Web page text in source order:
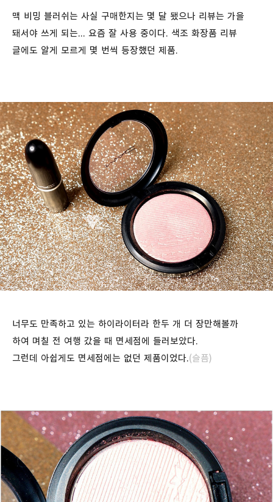
맥 비밍 블러쉬는 사실 구매한지는 몇 달 됐으나 리뷰는 가을
돼서야 쓰게 되는... 요즘 잘 사용 중이다. 색조 화장품 리뷰
글에도 알게 모르게 몇 번씩 등장했던 제품.
너무도 만족하고 있는 하이라이터라 한두 개 더 장만해볼까
하여 며칠 전 여행 갔을 때 면세점에 들러보았다.
그런데 아쉽게도 면세점에는 없던 제품이었다.(슬픔)